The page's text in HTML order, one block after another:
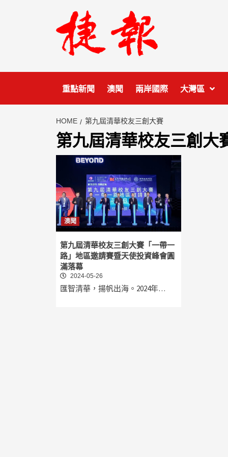
重點新聞 澳聞 兩岸國際 大灣區
HOME 第九屆清華校友三創大賽
第九屆清華校友三創大
澳聞
第九屆清華校友三創大賽「一帶一
路」地區邀請賽暨天使投資峰會圓
滿落幕
2024-05-26
匯智清華，揚帆出海。2024年…